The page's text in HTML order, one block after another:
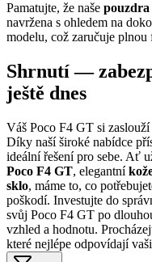
Pamatujte, že naše pouzdra
navržena s ohledem na
modelu, což zaručuje plnou
Shrnutí —
ještě dnes
Váš Poco F4 GT si
Díky naší široké nabídce
ideální řešení pro sebe. Ať
Poco F4 GT, elegantní
sklo, máme to, co
poškodí. Investujte do
svůj Poco F4 GT po
vzhled a hodnotu.
které nejlépe odpovídají